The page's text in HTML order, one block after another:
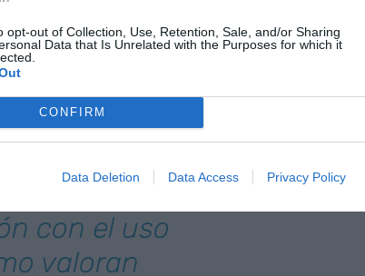
opt-out of Collection, Use, Retention, Sale, and/or Sharing
Data that Is Unrelated with the Purposes for which it
CONFIRM
Data Deletion Data Access Privacy Policy
ámbito tarifario integrado, los desplazamientos
debido al incremento de población y al
respecto al año 2022.
las
su
con el uso
valoran